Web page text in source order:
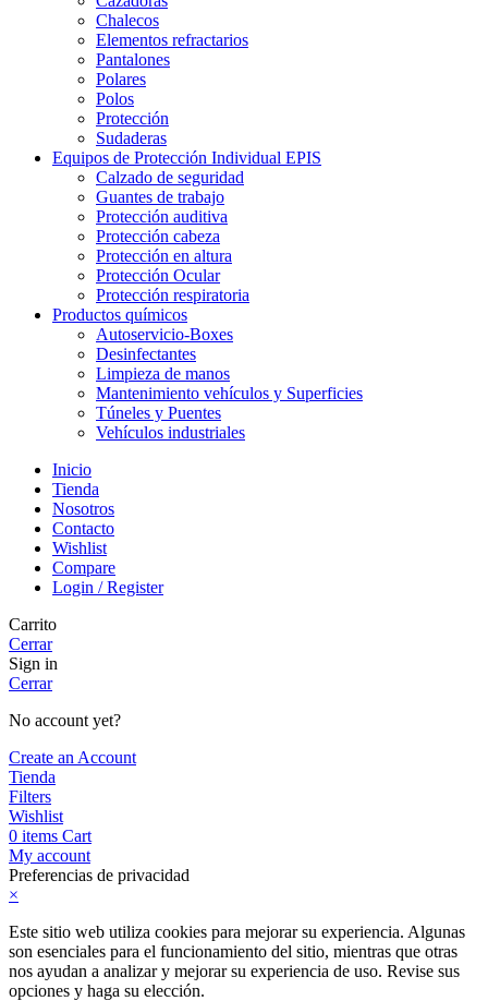
Chalecos
Elementos refractarios
Pantalones
Polares
Polos
Protección
Sudaderas
Equipos de Protección Individual EPIS
Calzado de seguridad
Guantes de trabajo
Protección auditiva
Protección cabeza
Protección en altura
Protección Ocular
Protección respiratoria
Productos químicos
Autoservicio-Boxes
Desinfectantes
Limpieza de manos
Mantenimiento vehículos y Superficies
Túneles y Puentes
Vehículos industriales
Inicio
Tienda
Nosotros
Contacto
Wishlist
Compare
Login / Register
Carrito
Cerrar
Sign in
Cerrar
No account yet?
Create an Account
Tienda
Filters
Wishlist
0 items Cart
My account
Preferencias de privacidad
×
Este sitio web utiliza cookies para mejorar su experiencia. Algunas
son esenciales para el funcionamiento del sitio, mientras que otras
nos ayudan a analizar y mejorar su experiencia de uso. Revise sus
opciones y haga su elección.